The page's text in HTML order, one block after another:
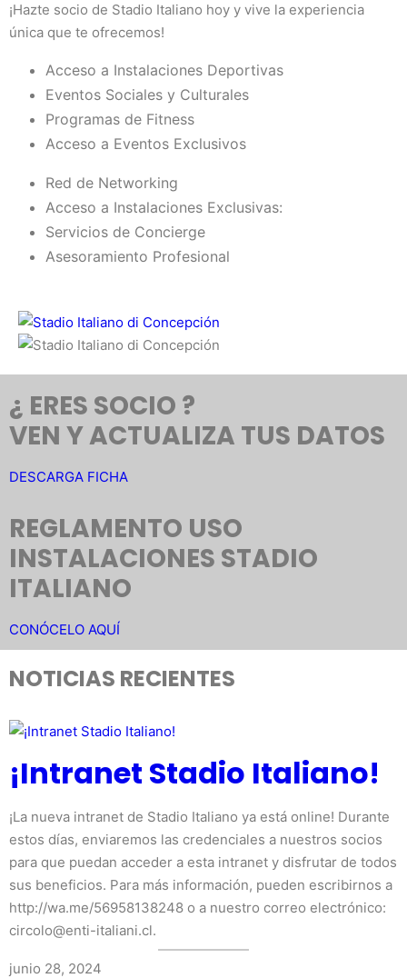
¡Hazte socio de Stadio Italiano hoy y vive la experiencia
única que te ofrecemos!
Acceso a Instalaciones Deportivas
Eventos Sociales y Culturales
Programas de Fitness
Acceso a Eventos Exclusivos
Red de Networking
Acceso a Instalaciones Exclusivas:
Servicios de Concierge
Asesoramiento Profesional
¿ ERES SOCIO ?
VEN Y ACTUALIZA TUS DATOS
DESCARGA FICHA
REGLAMENTO USO
INSTALACIONES STADIO
ITALIANO
CONÓCELO AQUÍ
NOTICIAS RECIENTES
¡Intranet Stadio Italiano!
¡La nueva intranet de Stadio Italiano ya está online! Durante
estos días, enviaremos las credenciales a nuestros socios
para que puedan acceder a esta intranet y disfrutar de todos
sus beneficios. Para más información, pueden escribirnos a
http://wa.me/56958138248 o a nuestro correo electrónico:
circolo@enti-italiani.cl.
junio 28, 2024